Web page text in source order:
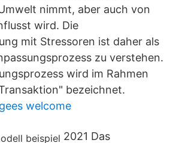
nimmt, aber auch von
wird. Die
mit Stressoren ist daher als
zu verstehen.
wird im Rahmen
bezeichnet.
welcome
2021 Das